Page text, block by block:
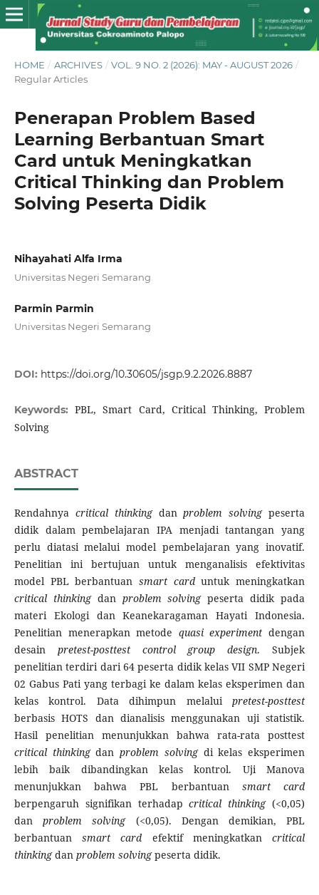
HOME / ARCHIVES / VOL. 9 NO. 2 (2026): MAY - AUGUST 2026 /
Regular Articles
Penerapan Problem Based
Learning Berbantuan Smart
Card untuk Meningkatkan
Critical Thinking dan Problem
Solving Peserta Didik
Nihayahati Alfa Irma
Universitas Negeri Semarang
Parmin Parmin
Universitas Negeri Semarang
DOI: https://doi.org/10.30605/jsgp.9.2.2026.8887
Keywords:PBL, Smart Card, Critical Thinking, Problem
Solving
ABSTRACT
Rendahnya critical thinking danproblem solvingpeserta
didik dalam pembelajaran IPA menjadi tantangan yang
perlu diatasi melalui model pembelajaran yang inovatif.
Penelitian ini bertujuan untuk menganalisis efektivitas
model PBL berbantuan smart carduntuk meningkatkan
critical thinkingdan problem solvingpeserta didik pada
materi Ekologi dan Keanekaragaman Hayati Indonesia.
Penelitian menerapkan metode quasi experiment dengan
desain pretest-posttest control group design. Subjek
penelitian terdiri dari 64 peserta didik kelas VII SMP Negeri
02 Gabus Pati yang terbagi ke dalam kelas eksperimen dan
kelas kontrol. Data dihimpun melaluipretest-posttest
berbasis HOTS dan dianalisis menggunakan uji statistik.
Hasil penelitian menunjukkan bahwa rata-rata posttest
critical thinkingdanproblem solvingdi kelas eksperimen
lebih baik dibandingkan kelas kontrol. Uji Manova
menunjukkan bahwa PBL berbantuan smart card
berpengaruh signifikan terhadapcritical thinking(<0,05)
danproblem solving(<0,05). Dengan demikian, PBL
berbantuansmart card efektif meningkatkancritical
thinkingdan problem solvingpeserta didik.